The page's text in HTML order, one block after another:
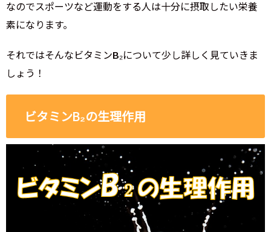
なのでスポーツなど運動をする人は十分に摂取したい栄養
素になります。
それではそんなビタミンB₂について少し詳しく見ていきま
しょう！
ビタミンB₂の生理作用